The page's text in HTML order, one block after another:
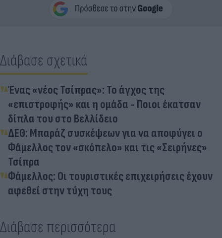
Διάβασε σχετικά
Ένας «νέος Τσίπρας»: Το άγχος της
«επιστροφής» και η ομάδα - Ποιοι έκατσαν
δίπλα του στο Βελλίδειο
ΔΕΘ: Μπαράζ συσκέψεων για να αποφύγει ο
Φάμελλος τον «σκόπελο» και τις «Σειρήνες»
Τσίπρα
Φάμελλος: Οι τουριστικές επιχειρήσεις έχουν
αφεθεί στην τύχη τους
Διάβασε περισσότερα